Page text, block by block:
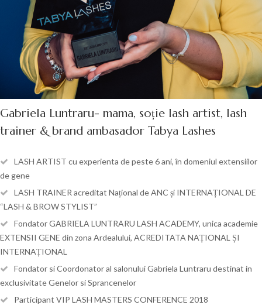
Gabriela Luntraru- mama, soție lash artist, lash
trainer & brand ambasador Tabya Lashes
LASH ARTIST cu experienta de peste 6 ani, în domeniul extensiilor
de gene
LASH TRAINER acreditat Național de ANC și INTERNAȚIONAL DE
“LASH & BROW STYLIST”
Fondator GABRIELA LUNTRARU LASH ACADEMY, unica academie
EXTENSII GENE din zona Ardealului, ACREDITATA NAȚIONAL ȘI
INTERNAȚIONAL
Fondator si Coordonator al salonului Gabriela Luntraru destinat in
exclusivitate Genelor si Sprancenelor
Participant VIP LASH MASTERS CONFERENCE 2018